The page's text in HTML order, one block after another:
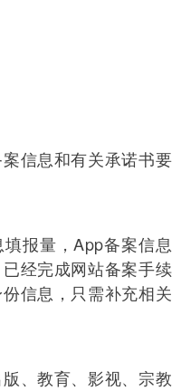
信息和有关承诺书要
报量，App备案信息
经完成网站备案手续
信息，只需补充相关
、教育、影视、宗教